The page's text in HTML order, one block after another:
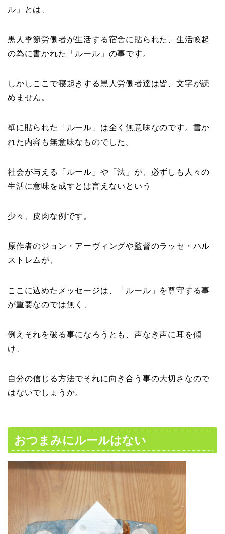
ル」とは、
黒人季節労働者が生活する宿舎に貼られた、生活喚起
の為に書かれた「ルール」の事です。
しかしここで寝起きする黒人労働者達は皆、文字が読
めません。
壁に貼られた「ルール」は全く無意味なのです。書か
れた内容も無意味なものでした。
社会が与える「ルール」や「法」が、必ずしも人々の
生活に意味を成すとは言えないという
少々、皮肉な例です。
原作者のジョン・アーヴィングや監督のラッセ・ハル
ストレムが、
ここに込めたメッセージは、「ルール」を尊守する事
が重要なのでは無く、
例えそれを破る事になろうとも、声なき声に耳を傾
け、
自分の信じる方法でそれに向き合う事の大切さなので
はないでしょうか。
おつまみにルールはない